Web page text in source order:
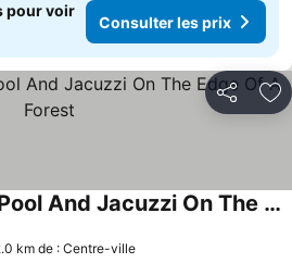
pour voir
Consulter les prix
Partager
Small House With Pool And Jacuzzi On The Edge Of A Forest
km de : Centre-ville